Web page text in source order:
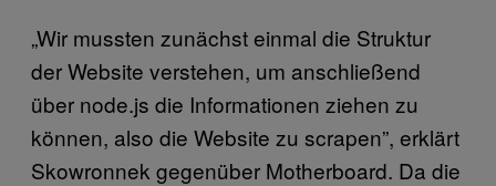
„Wir mussten zunächst einmal die Struktur
der Website verstehen, um anschließend
über node.js die Informationen ziehen zu
können, also die Website zu scrapen”, erklärt
Skowronnek gegenüber Motherboard. Da die